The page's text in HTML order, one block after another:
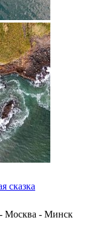
сказка
Москва - Минск